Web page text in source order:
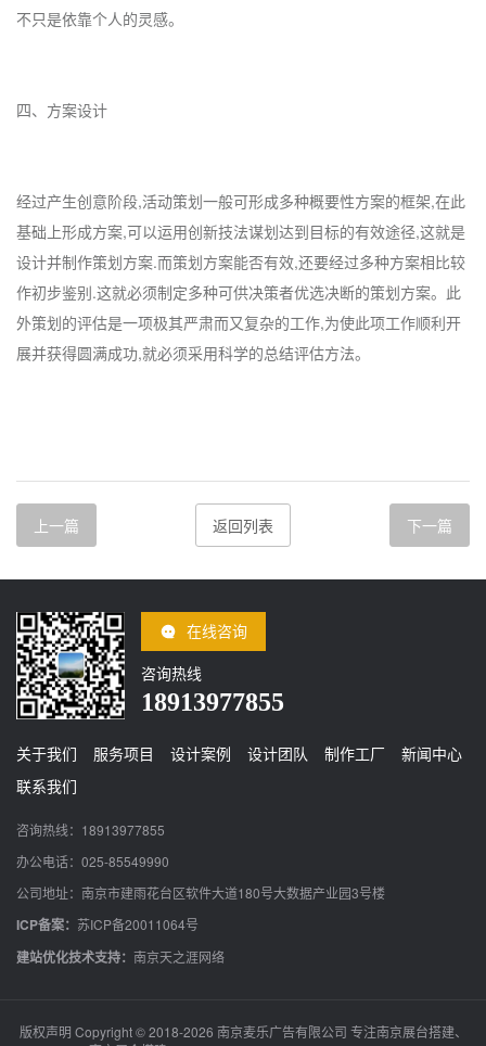
不只是依靠个人的灵感。
四、方案设计
经过产生创意阶段,活动策划一般可形成多种概要性方案的框架,在此
基础上形成方案,可以运用创新技法谋划达到目标的有效途径,这就是
设计并制作策划方案.而策划方案能否有效,还要经过多种方案相比较
作初步鉴别.这就必须制定多种可供决策者优选决断的策划方案。此
外策划的评估是一项极其严肃而又复杂的工作,为使此项工作顺利开
展并获得圆满成功,就必须采用科学的总结评估方法。
上一篇 返回列表 下一篇
在线咨询
咨询热线
18913977855
关于我们 服务项目 设计案例 设计团队 制作工厂
新闻中心
联系我们
咨询热线：18913977855
办公电话：025-85549990
公司地址：南京市建雨花台区软件大道180号大数据产业园3号楼
ICP备案： 苏ICP备20011064号
建站优化技术支持： 南京天之涯网络
版权声明 Copyright © 2018-2026 南京麦乐广告有限公司 专注南京展台搭建、